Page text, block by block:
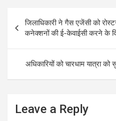
navigation
जिलाधिकारी ने गैस एजेंसी को
कनेक्शनों की ई-केवाईसी करने के
अधिकारियों को चारधाम यात्रा
Leave a Reply